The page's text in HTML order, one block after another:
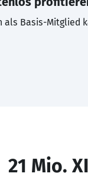
als Basis-Mitglied
21 Mio.